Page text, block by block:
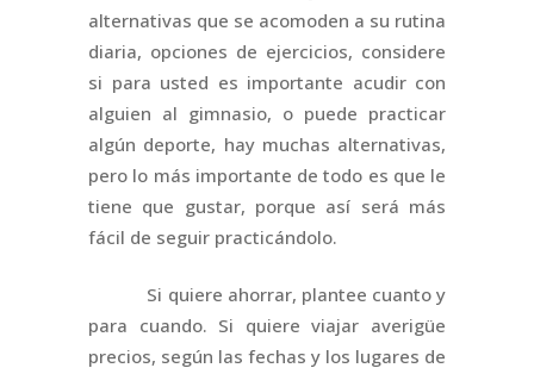
alternativas que se acomoden a su rutina
diaria, opciones de ejercicios, considere
si para usted es importante acudir con
alguien al gimnasio, o puede practicar
algún deporte, hay muchas alternativas,
pero lo más importante de todo es que le
tiene que gustar, porque así será más
fácil de seguir practicándolo.
Si quiere ahorrar, plantee cuanto y
para cuando. Si quiere viajar averigüe
precios, según las fechas y los lugares de